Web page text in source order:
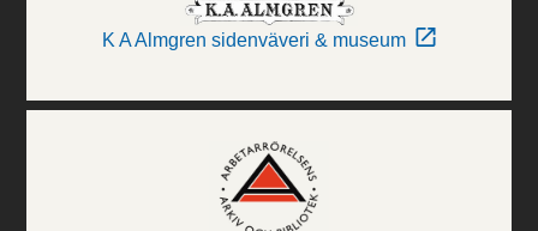
K A Almgren sidenväveri & museum